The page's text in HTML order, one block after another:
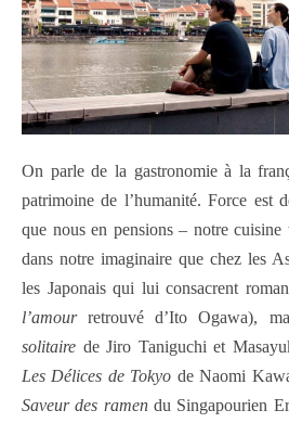
On parle de la gastronomie à la
patrimoine de l’humanité. Force est
que nous en pensions – notre
dans notre imaginaire que chez les
les Japonais qui lui consacrent
l’amourretrouvé d’Ito Ogawa),
solitaire de Jiro Taniguchi et
Les Délices de Tokyo de Naomi
Saveur des ramendu Singapourien